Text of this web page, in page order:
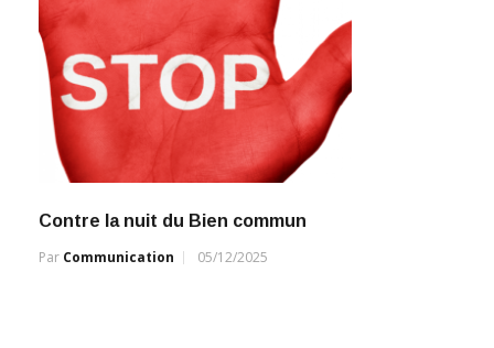
Contre la nuit du Bien commun
Par Communication 05/12/2025